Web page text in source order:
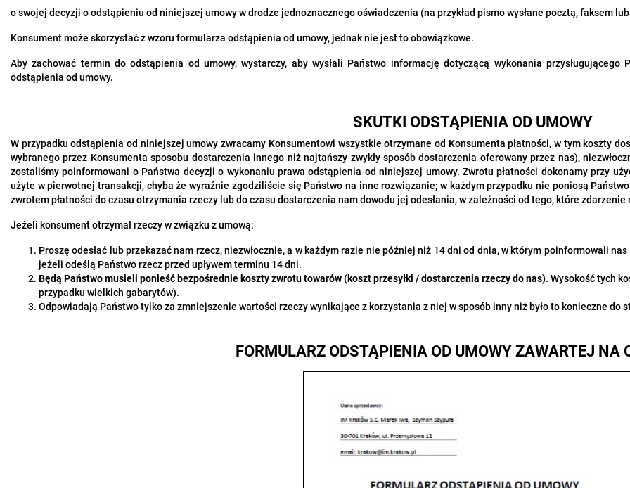
o swojej decyzji o odstąpieniu od niniejszej umowy w drodze jednoznacznego oświadczenia (na przykład pismo wysłane pocztą, faksem
Konsument może skorzystać z wzoru formularza odstąpienia od umowy, jednak nie jest to obowiązkowe.
Aby zachować termin do odstąpienia od umowy, wystarczy, aby wysłali Państwo informację dotyczącą wykonania
odstąpienia od umowy.
SKUTKI ODSTĄPIENIA OD UMOWY
W przypadku odstąpienia od niniejszej umowy zwracamy Konsumentowi wszystkie otrzymane od Konsumenta płatności, w tym koszty
wybranego przez Konsumenta sposobu dostarczenia innego niż najtańszy zwykły sposób dostarczenia oferowany przez nas),
zostaliśmy poinformowani o Państwa decyzji o wykonaniu prawa odstąpienia od niniejszej umowy. Zwrotu płatności dokonamy przy
użyte w pierwotnej transakcji, chyba że wyraźnie zgodziliście się Państwo na inne rozwiązanie; w każdym przypadku nie poniosą
zwrotem płatności do czasu otrzymania rzeczy lub do czasu dostarczenia nam dowodu jej odesłania, w zależności od tego, które
Jeżeli konsument otrzymał rzeczy w związku z umową:
Proszę odesłać lub przekazać nam rzecz, niezwłocznie, a w każdym razie nie później niż 14 dni od dnia, w którym poinformowali
jeżeli odeślą Państwo rzecz przed upływem terminu 14 dni.
Będą Państwo musieli ponieść bezpośrednie koszty zwrotu towarów (koszt przesyłki / dostarczenia rzeczy do nas). Wysokość tych
przypadku wielkich gabarytów).
Odpowiadają Państwo tylko za zmniejszenie wartości rzeczy wynikające z korzystania z niej w sposób inny niż było to konieczne do
FORMULARZ ODSTĄPIENIA OD UMOWY ZAWARTEJ NA